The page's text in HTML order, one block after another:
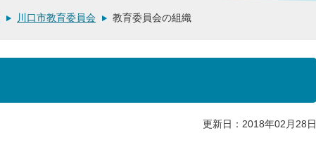
川口市教育委員会 教育委員会の組織
更新日：2018年02月28日